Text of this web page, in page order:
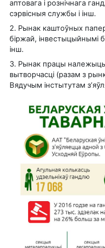
аптовага і рознічнага
сэрвісныя службы і інш.
2. Рынак каштоўных
біржай, інвестыцыйнымі
інш.
3. Рынак працы
вытворчасці (разам з
Вядучым інстытутам